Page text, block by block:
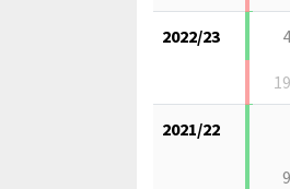
2022/23
2021/22